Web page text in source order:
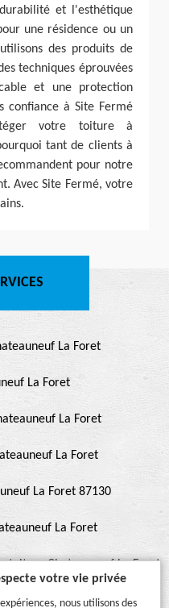
et l'esthétique
une résidence ou un
des produits de
techniques éprouvées
et une protection
confiance à Site Fermé
votre toiture à
tant de clients à
pour notre
Avec Site Fermé, votre
La Foret
La Foret
La Foret
La Foret
La Foret 87130
La Foret
toiture Chateauneuf La Foret
votre vie privée
nous utilisons des